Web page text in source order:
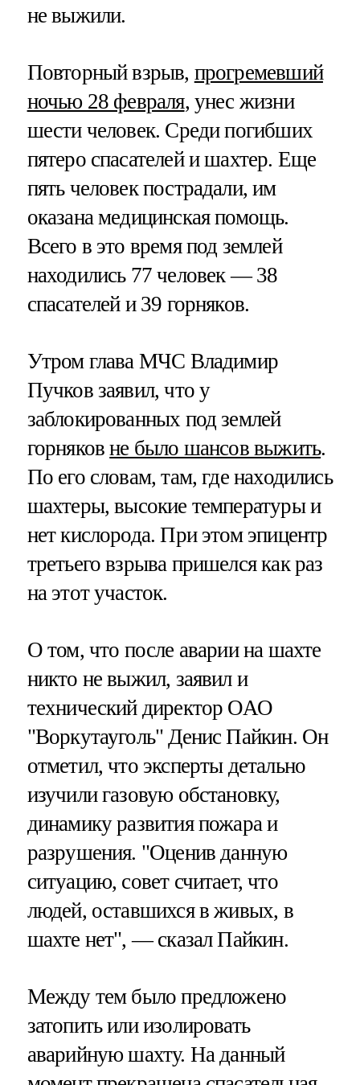
не выжили.
Повторный взрыв, прогремевший
ночью 28 февраля, унес жизни
шести человек. Среди погибших
пятеро спасателей и шахтер. Еще
пять человек пострадали, им
оказана медицинская помощь.
Всего в это время под землей
находились 77 человек — 38
спасателей и 39 горняков.
Утром глава МЧС Владимир
Пучков заявил, что у
заблокированных под землей
горняковне было шансов выжить.
По его словам, там, где находились
шахтеры, высокие температуры и
нет кислорода. При этом эпицентр
третьего взрыва пришелся как раз
на этот участок.
О том, что после аварии на шахте
никто не выжил, заявил и
технический директор ОАО
"Воркутауголь" Денис Пайкин. Он
отметил, что эксперты детально
изучили газовую обстановку,
динамику развития пожара и
разрушения. "Оценив данную
ситуацию, совет считает, что
людей, оставшихся в живых, в
шахте нет", — сказал Пайкин.
Между тем было предложено
затопить или изолировать
аварийную шахту. На данный